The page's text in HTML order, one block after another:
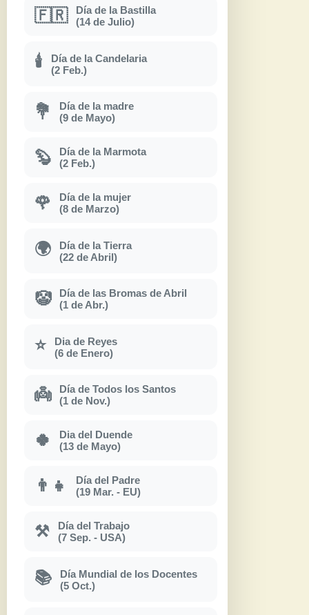
🇫🇷
Día de la Bastilla
(14 de Julio)
🕯
Día de la Candelaria
(2 Feb.)
💐
Día de la madre
(9 de Mayo)
🦫
Día de la Marmota
(2 Feb.)
🌹
Día de la mujer
(8 de Marzo)
🌍
Día de la Tierra
(22 de Abril)
🤡
Día de las Bromas de Abril
(1 de Abr.)
⭐
Dia de Reyes
(6 de Enero)
👼
Día de Todos los Santos
(1 de Nov.)
🍀
Dia del Duende
(13 de Mayo)
👨‍👧
Día del Padre
(19 Mar. - EU)
⚒
Día del Trabajo
(7 Sep. - USA)
📚
Día Mundial de los Docentes
(5 Oct.)